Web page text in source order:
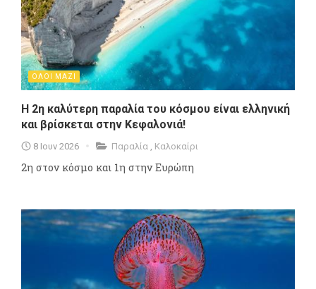
ΟΛΟΙ ΜΑΖΙ
Η 2η καλύτερη παραλία του κόσμου είναι ελληνική
και βρίσκεται στην Κεφαλονιά!
8 Ιουν 2026 Παραλία Καλοκαίρι
2η στον κόσμο και 1η στην Ευρώπη